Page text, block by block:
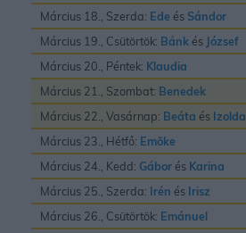
Március 18., Szerda: Ede és Sándor
Március 19., Csütörtök: Bánk és József
Március 20., Péntek: Klaudia
Március 21., Szombat: Benedek
Március 22., Vasárnap: Beáta és Izolda
Március 23., Hétfő: Emõke
Március 24., Kedd: Gábor és Karina
Március 25., Szerda: Irén és Irisz
Március 26., Csütörtök: Emánuel